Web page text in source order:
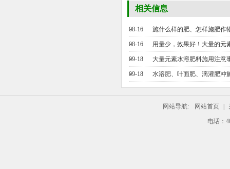
相关信息
08-16 施什么样的肥、怎样施肥作
08-16 用量少，效果好！大量的元
09-18 大量元素水溶肥料施用注意
09-18 水溶肥、叶面肥、滴灌肥冲
网站导航: 网站首页
电话：